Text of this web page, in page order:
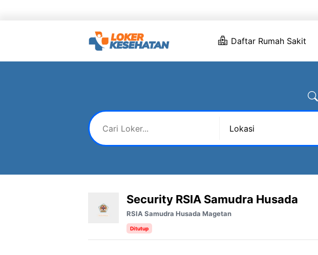
Daftar Rumah Sakit
Security RSIA Samudra Husada
RSIA Samudra Husada Magetan
Ditutup